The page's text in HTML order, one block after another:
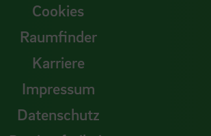
Cookies
Raumfinder
Karriere
Impressum
Datenschutz